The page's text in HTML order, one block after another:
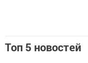
Топ 5 новостей